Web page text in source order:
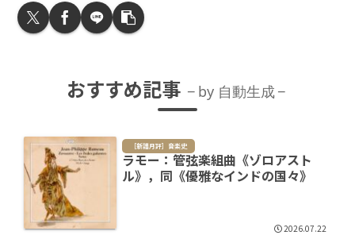
おすすめ記事 by 自動生成
［新譜月評］音楽史
ラモー：管弦楽組曲《ゾロアスト
ル》，同《優雅なインドの国々》
2026.07.22